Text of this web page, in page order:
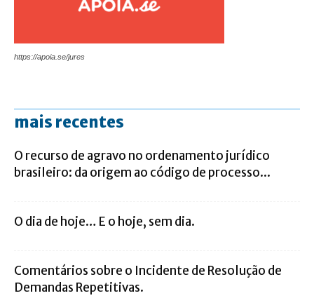
https://apoia.se/jures
mais recentes
O recurso de agravo no ordenamento jurídico
brasileiro: da origem ao código de processo...
O dia de hoje… E o hoje, sem dia.
Comentários sobre o Incidente de Resolução de
Demandas Repetitivas.